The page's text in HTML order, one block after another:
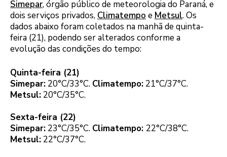
Simepar, órgão público de meteorologia do Paraná, e
dois serviços privados, Climatempo e Metsul. Os
dados abaixo foram coletados na manhã de quinta-
feira (21), podendo ser alterados conforme a
evolução das condições do tempo:
Quinta-feira (21)
Simepar: 20°C/33°C. Climatempo: 21°C/37°C.
Metsul: 20°C/35°C.
Sexta-feira (22)
Simepar: 23°C/35°C. Climatempo: 22°C/38°C.
Metsul: 22°C/37°C.